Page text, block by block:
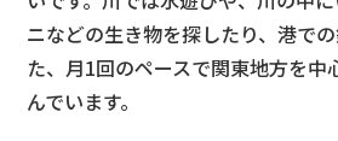
ニなどの生き物を探したり、港で
た、月1回のペースで関東地方を中
んでいます。